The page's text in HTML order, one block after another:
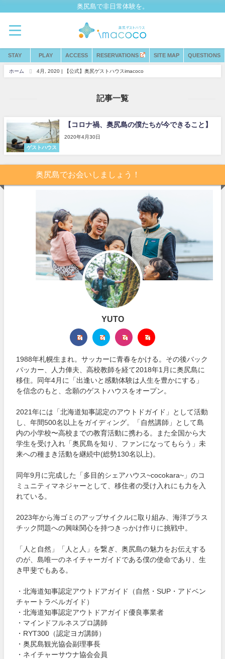
奥尻島で非日常体験を。
STAY PLAY ACCESS RESERVATIONS SITE MAP QUESTIONS
ホーム 4月, 2020 | 【公式】奥尻ゲストハウスimacoco
記事一覧
ゲストハウス
【コロナ禍、奥尻島の僕たちが今できること】
2020年4月30日
奥尻島でお会いしましょう！
YUTO
1988年札幌生まれ。サッカーに青春をかける。その後バック
パッカー、人力俥夫、高校教師を経て2018年1月に奥尻島に
移住。同年4月に「出逢いと感動体験は人生を豊かにする」
を信念のもと、念願のゲストハウスをオープン。
2021年には「北海道知事認定のアウトドガイド」として活動
し、年間500名以上をガイディング。「自然講師」として島
内の小学校〜高校までの教育活動に携わる。また全国から大
学生を受け入れ「奥尻島を知り、ファンになってもらう」未
来への種まき活動を継続中(総勢130名以上)。
同年9月に完成した「多目的シェアハウス~cocokara~」のコ
ミュニティマネジャーとして、移住者の受け入れにも力を入
れている。
2023年から海ゴミのアップサイクルに取り組み、海洋プラス
チック問題への興味関心を持つきっかけ作りに挑戦中。
「人と自然」「人と人」を繋ぎ、奥尻島の魅力をお伝えする
のが、島唯一のネイチャーガイドである僕の使命であり、生
き甲斐でもある。
・北海道知事認定アウトドアガイド（自然・SUP・アドベン
チャートラベルガイド）
・北海道知事認定アウトドアガイド優良事業者
・マインドフルネスプロ講師
・RYT300（認定ヨガ講師）
・奥尻島観光協会副理事長
・ネイチャーサウナ協会会員